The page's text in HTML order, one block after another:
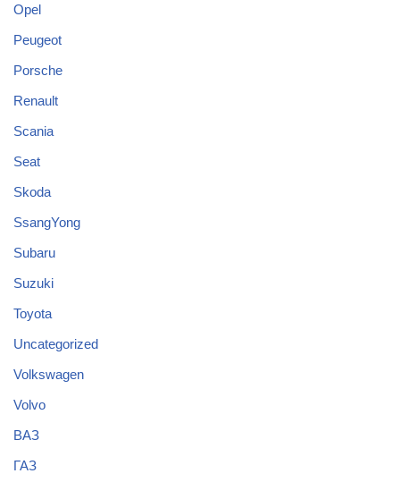
Opel
Peugeot
Porsche
Renault
Scania
Seat
Skoda
SsangYong
Subaru
Suzuki
Toyota
Uncategorized
Volkswagen
Volvo
ВАЗ
ГАЗ